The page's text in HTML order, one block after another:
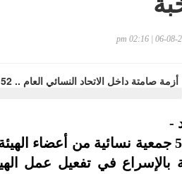
-
طالبت 52 جمعية نسائية من أعضاء
بالإسراع في تفعيل عمل